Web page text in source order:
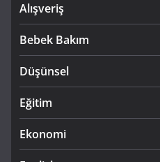
Alışveriş
Bebek Bakım
Düşünsel
Eğitim
Ekonomi